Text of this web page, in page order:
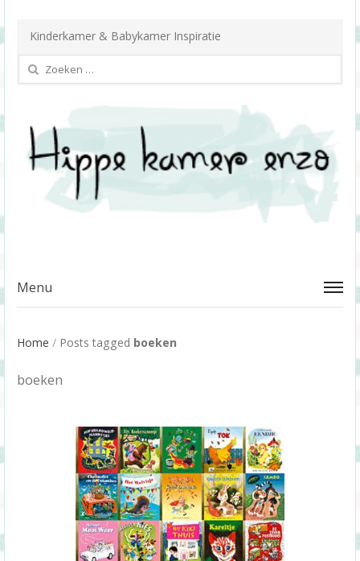
Kinderkamer & Babykamer Inspiratie
Zoeken
naar:
Menu
Home / Posts tagged boeken
boeken